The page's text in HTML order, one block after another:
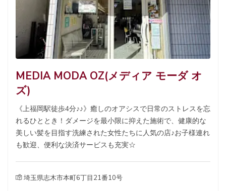
MEDIA MODA OZ(メディア モーダ オ
ズ)
《上福岡駅徒歩4分♪♪》癒しのオアシスで日常のストレスを忘
れるひととき！ダメージを最小限に抑えた施術で、健康的な
美しい髪を目指す洗練された女性たちに人気の店♪お子様連れ
も歓迎、便利な決済サービスも充実☆
埼玉県志木市本町6丁目21番10号